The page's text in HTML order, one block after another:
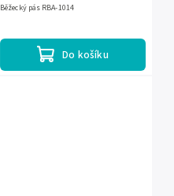
Do košíku
Běžecký pás RBA-1014